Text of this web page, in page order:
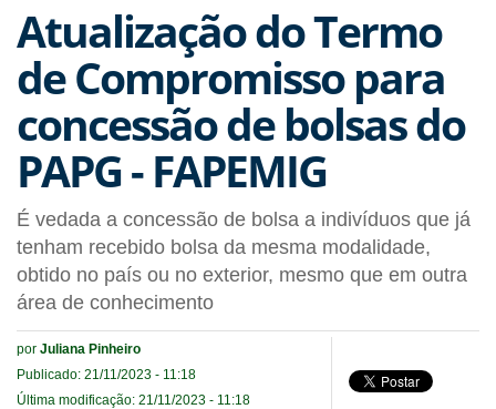
Atualização do Termo
de Compromisso para
concessão de bolsas do
PAPG - FAPEMIG
É vedada a concessão de bolsa a indivíduos que já
tenham recebido bolsa da mesma modalidade,
obtido no país ou no exterior, mesmo que em outra
área de conhecimento
por Juliana Pinheiro
Publicado: 21/11/2023 - 11:18
Última modificação: 21/11/2023 - 11:18